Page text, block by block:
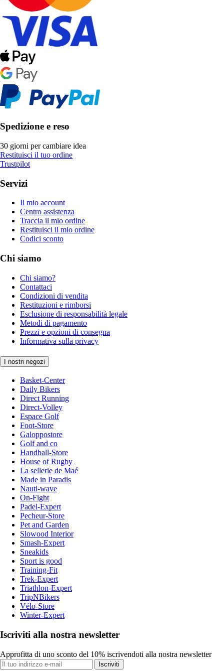
Spedizione e reso
30 giorni per cambiare idea
Restituisci il tuo ordine
Trustpilot
Servizi
Il mio account
Centro assistenza
Traccia il mio ordine
Restituisci il mio ordine
Codici sconto
Chi siamo
Chi siamo?
Contattaci
Condizioni di vendita
Restituzioni e rimborsi
Esclusione di responsabilità legale
Metodi di pagamento
Prezzi e opzioni di consegna
Informativa sulla privacy
I nostri negozi
Basket-Center
Daily Bikers
Direct Running
Direct-Volley
Espace Golf
Foot-Store
Galoppostore
Golf and co
Handball-Store
House of Rugby
La sellerie de Maé
Made in Paradis
Nauti-wave
On-Fight
Padel-Expert
Pecheur-Store
Pet and Garden
Slowood Interior
Smash-Expert
Sneakids
Sport is good
Training-Fit
Trek-Expert
Triathlon-Expert
TripNBikers
Vélo-Store
Winter-Expert
Iscriviti alla nostra newsletter
Approfitta di uno sconto del 10% iscrivendoti alla nostra newsletter
Iscriviti